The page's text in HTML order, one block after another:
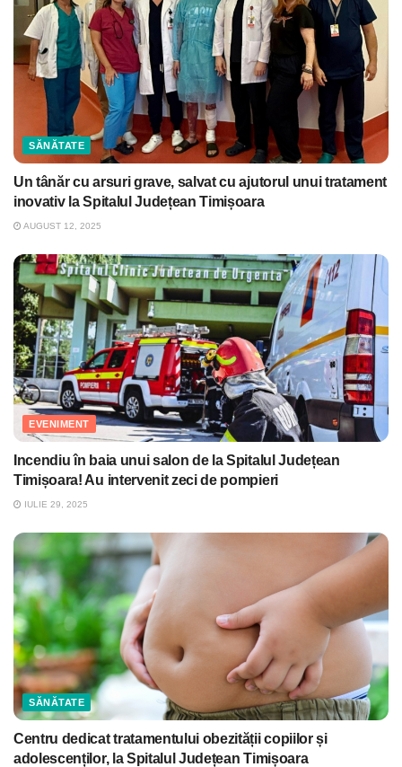
SĂNĂTATE
Un tânăr cu arsuri grave, salvat cu ajutorul unui tratament
inovativ la Spitalul Județean Timișoara
AUGUST 12, 2025
EVENIMENT
Incendiu în baia unui salon de la Spitalul Județean
Timișoara! Au intervenit zeci de pompieri
IULIE 29, 2025
SĂNĂTATE
Centru dedicat tratamentului obezității copiilor și
adolescenților, la Spitalul Județean Timișoara